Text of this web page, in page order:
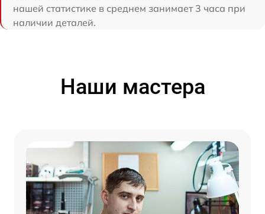
нашей статистике в среднем занимает 3 часа при
наличии деталей.
Наши мастера